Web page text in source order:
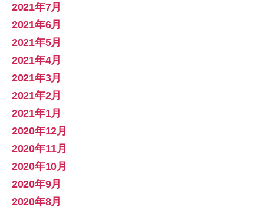
2021年7月
2021年6月
2021年5月
2021年4月
2021年3月
2021年2月
2021年1月
2020年12月
2020年11月
2020年10月
2020年9月
2020年8月